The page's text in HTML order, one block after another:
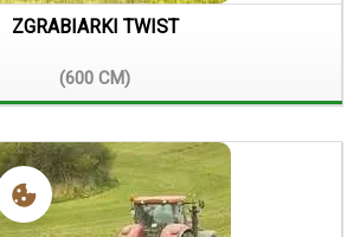
ZGRABIARKI TWIST
(600 CM)